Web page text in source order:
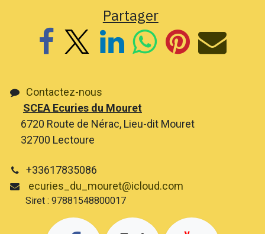
Partager
Contactez-nous
SCEA Ecuries du Mouret
6720 Route de Nérac, Lieu-dit Mouret
32700 Lectoure
+33617835086
ecuries_du_mouret@icloud.com
Siret : 97881548800017